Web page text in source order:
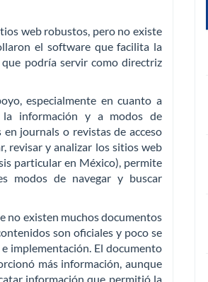
web robustos, pero no existe
el software que facilita la
podría servir como directriz
especialmente en cuanto a
la información y a modos de
journals o revistas de acceso
revisar y analizar los sitios web
particular en México), permite
modos de navegar y buscar
no existen muchos documentos
son oficiales y poco se
implementación. El documento
más información, aunque
información que permitió la